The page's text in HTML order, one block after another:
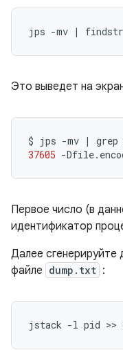
Это выведет на
$ jps -mv | grep
37605 -
Первое число (в
идентификатор
Далее сгенерируйте
файле dump.txt :